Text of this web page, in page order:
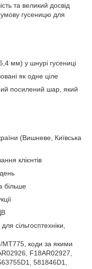
та великий досвід
гусеницю для
мм) у шнурі гусениці
як одне ціле
посилений шар, який
(Вишневе, Київська
клієнтів
більше
сільгосптехніки,
коди за якими
F18AR02927,
581846D1,